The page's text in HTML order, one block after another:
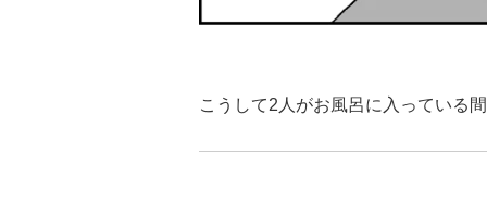
こうして2人がお風呂に入っている